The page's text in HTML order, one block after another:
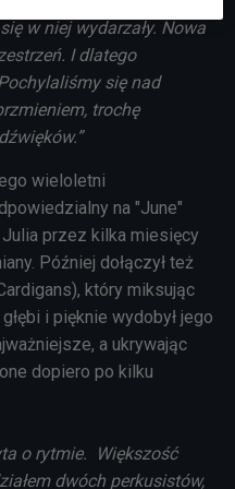
w niej wydarzały. Nowa
I dlatego
się nad
trochę
wieloletni
na "June"
przez kilka miesięcy
Później dołączył też
który miksując
i pięknie wydobył jego
a ukrywając
dopiero po kilku
o rytmie. Większość
dwóch perkusistów,